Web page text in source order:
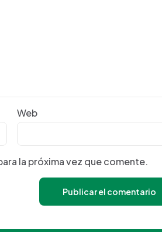
Web
la próxima vez que comente.